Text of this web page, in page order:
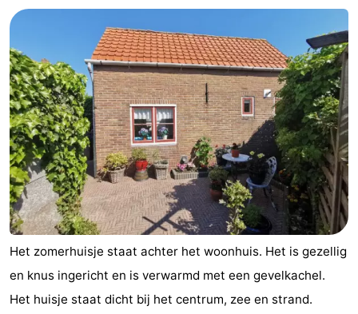
de
l'anneau
Pratiques
Forum
Route
-
Stationnement
Adresses
Médicales
Région
Zeeland
Duiveland
-
Het zomerhuisje staat achter het woonhuis. Het is gezellig
en knus ingericht en is verwarmd met een gevelkachel.
Het huisje staat dicht bij het centrum, zee en strand.